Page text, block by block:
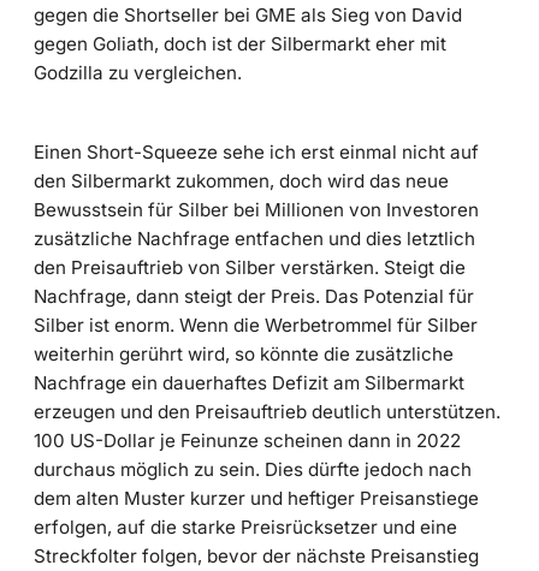
gegen die Shortseller bei GME als Sieg von David
gegen Goliath, doch ist der Silbermarkt eher mit
Godzilla zu vergleichen.
Einen Short-Squeeze sehe ich erst einmal nicht auf
den Silbermarkt zukommen, doch wird das neue
Bewusstsein für Silber bei Millionen von Investoren
zusätzliche Nachfrage entfachen und dies letztlich
den Preisauftrieb von Silber verstärken. Steigt die
Nachfrage, dann steigt der Preis. Das Potenzial für
Silber ist enorm. Wenn die Werbetrommel für Silber
weiterhin gerührt wird, so könnte die zusätzliche
Nachfrage ein dauerhaftes Defizit am Silbermarkt
erzeugen und den Preisauftrieb deutlich unterstützen.
100 US-Dollar je Feinunze scheinen dann in 2022
durchaus möglich zu sein. Dies dürfte jedoch nach
dem alten Muster kurzer und heftiger Preisanstiege
erfolgen, auf die starke Preisrücksetzer und eine
Streckfolter folgen, bevor der nächste Preisanstieg